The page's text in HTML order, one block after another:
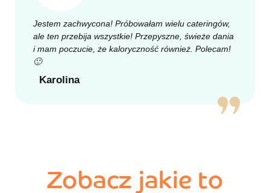
Jestem zachwycona! Próbowałam wielu cateringów,
ale ten przebija wszystkie! Przepyszne, świeże dania
i mam poczucie, że kaloryczność również. Polecam!
🙂
Karolina
Zobacz jakie to